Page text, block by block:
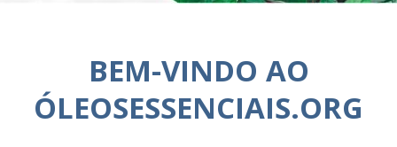
BEM-VINDO AO
ÓLEOSESSENCIAIS.ORG